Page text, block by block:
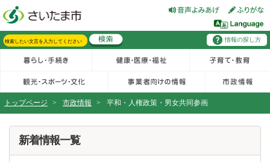
情報の探し方
トップページ > 市政情報 > 平和・人権政策・男女共同参画
新着情報一覧